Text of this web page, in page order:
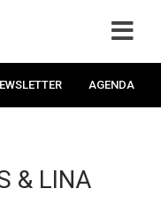
AGENDA
& LINA